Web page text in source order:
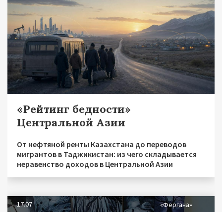
«Рейтинг бедности»
Центральной Азии
От нефтяной ренты Казахстана до переводов
мигрантов в Таджикистан: из чего складывается
неравенство доходов в Центральной Азии
17.07 «Фергана»